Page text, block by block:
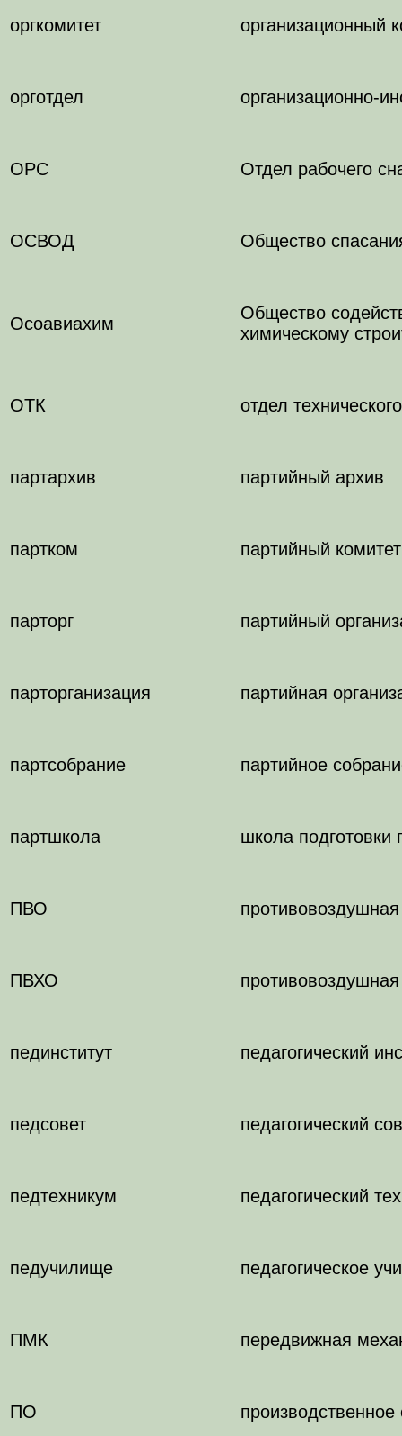
оргкомитет организационный
орготдел организационно-
ОРС Отдел рабочего
ОСВОД Общество
Осоавиахим
Общество
химическому
ОТК отдел
партархив партийный архив
партком партийный комитет
парторг партийный
парторганизация партийная
партсобрание партийное
партшкола школа подготовки
ПВО
ПВХО
пединститут педагогический
педсовет педагогический
педтехникум педагогический
педучилище педагогическое
ПМК передвижная
ПО